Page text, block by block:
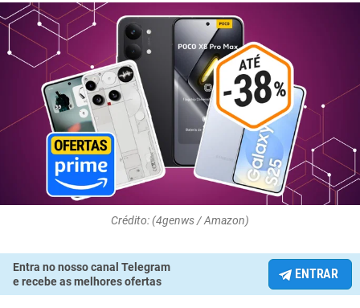
Crédito: (4genws / Amazon)
Entra no nosso canal Telegram
e recebe as melhores ofertas
ENTRAR